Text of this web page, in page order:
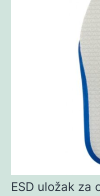
ESD uložak za